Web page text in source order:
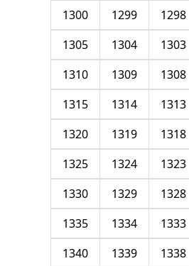
1298
1299
1300
1303
1304
1305
1308
1309
1310
1313
1314
1315
1318
1319
1320
1323
1324
1325
1328
1329
1330
1333
1334
1335
1338
1339
1340